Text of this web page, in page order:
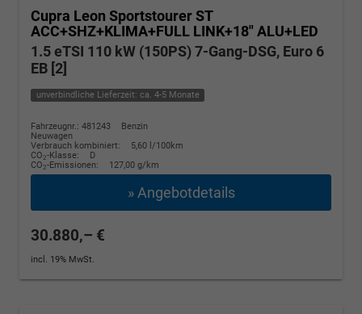
Cupra Leon SportstourerST
ACC+SHZ+KLIMA+FULL LINK+18" ALU+LED
1.5 eTSI 110 kW (150PS) 7-Gang-DSG, Euro 6
EB [2]
unverbindliche Lieferzeit: ca. 4-5 Monate
Fahrzeugnr.: 481243
Benzin
Neuwagen
Verbrauch kombiniert:
5,60 l/100km
CO2-Klasse:
D
CO2-Emissionen: 127,00 g/km
» Angebotdetails
30.880,– €
incl. 19% MwSt.